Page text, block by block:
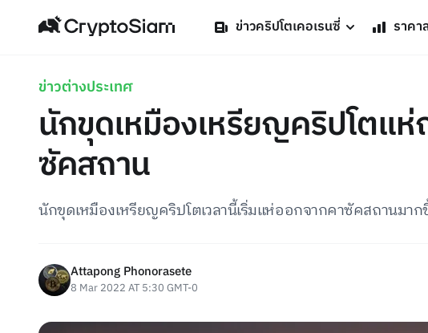
ข่าวคริปโตเคอเรนซี่ ราคา
ข่าวต่างประเทศ
นักขุดเหมืองเหรียญคริปโตแ
ซัคสถาน
นักขุดเหมืองเหรียญคริปโตเวลานี้เริ่มแห่ออกจากคาซัคสถานมาก
Attapong Phonorasete
8 Mar 2022 AT 5:30 GMT-0